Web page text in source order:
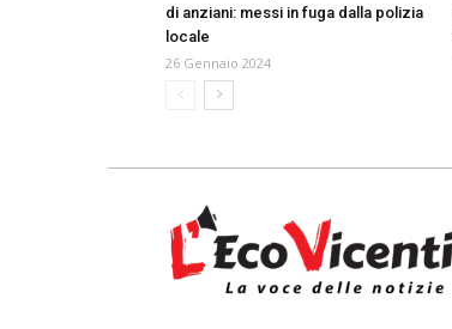
di anziani: messi in fuga dalla polizia
locale
26 Gennaio 2024